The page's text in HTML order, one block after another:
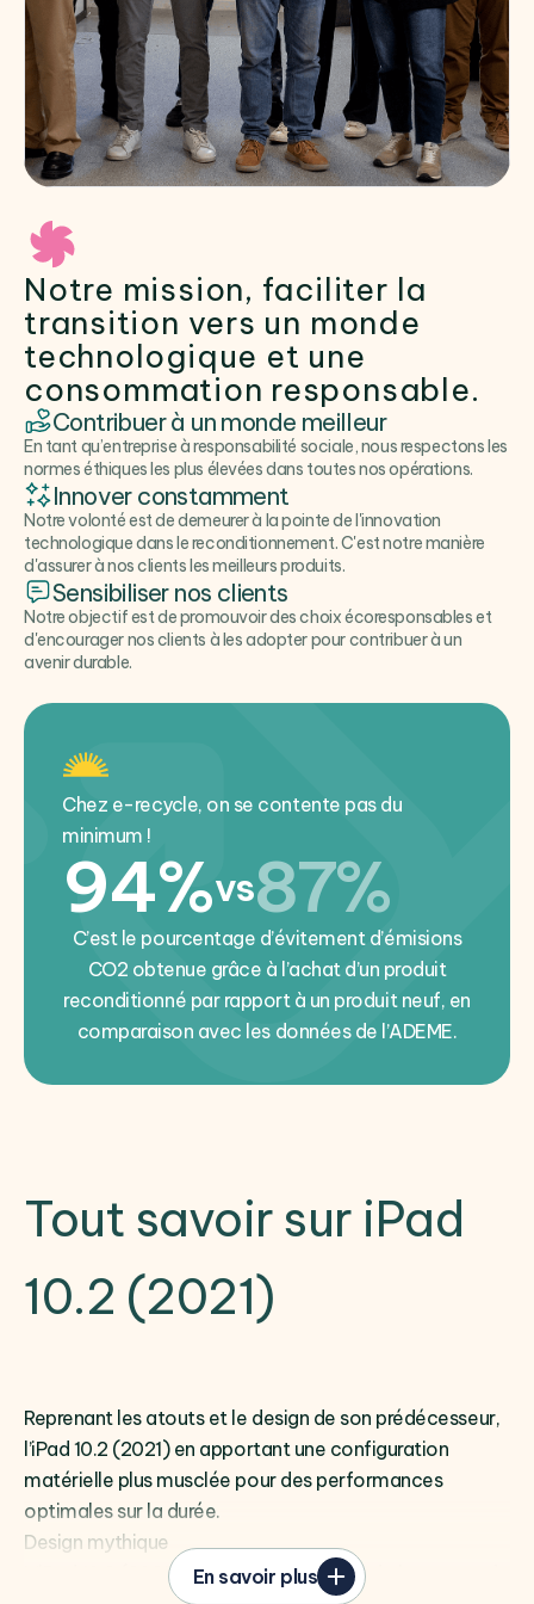
Notre mission, faciliter la
transition vers un monde
technologique et une
consommation responsable.
Contribuer à un monde meilleur
En tant qu’entreprise à responsabilité sociale, nous respectons les
normes éthiques les plus élevées dans toutes nos opérations.
Innover constamment
Notre volonté est de demeurer à la pointe de l'innovation
technologique dans le reconditionnement. C'est notre manière
d'assurer à nos clients les meilleurs produits.
Sensibiliser nos clients
Notre objectif est de promouvoir des choix écoresponsables et
d'encourager nos clients à les adopter pour contribuer à un
avenir durable.
Chez e-recycle, on se contente pas du
minimum !
94%vs87%
C’est le pourcentage d’évitement d’émisions
CO2 obtenue grâce à l’achat d’un produit
reconditionné par rapport à un produit neuf, en
comparaison avec les données de l’ADEME.
Tout savoir sur iPad
10.2 (2021)
Reprenant les atouts et le design de son prédécesseur,
l’iPad 10.2 (2021) en apportant une configuration
matérielle plus musclée pour des performances
optimales sur la durée.
Design mythique
L’iPad 10.2 (2021) est le dernier modèle de la gamme à
En savoir plus